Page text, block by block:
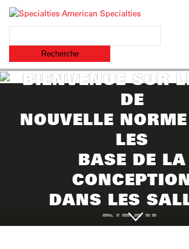
BIENVENUE SUR
DE
NOUVELLE
LES
BASE DE LA
DANS LES
D'EAU.